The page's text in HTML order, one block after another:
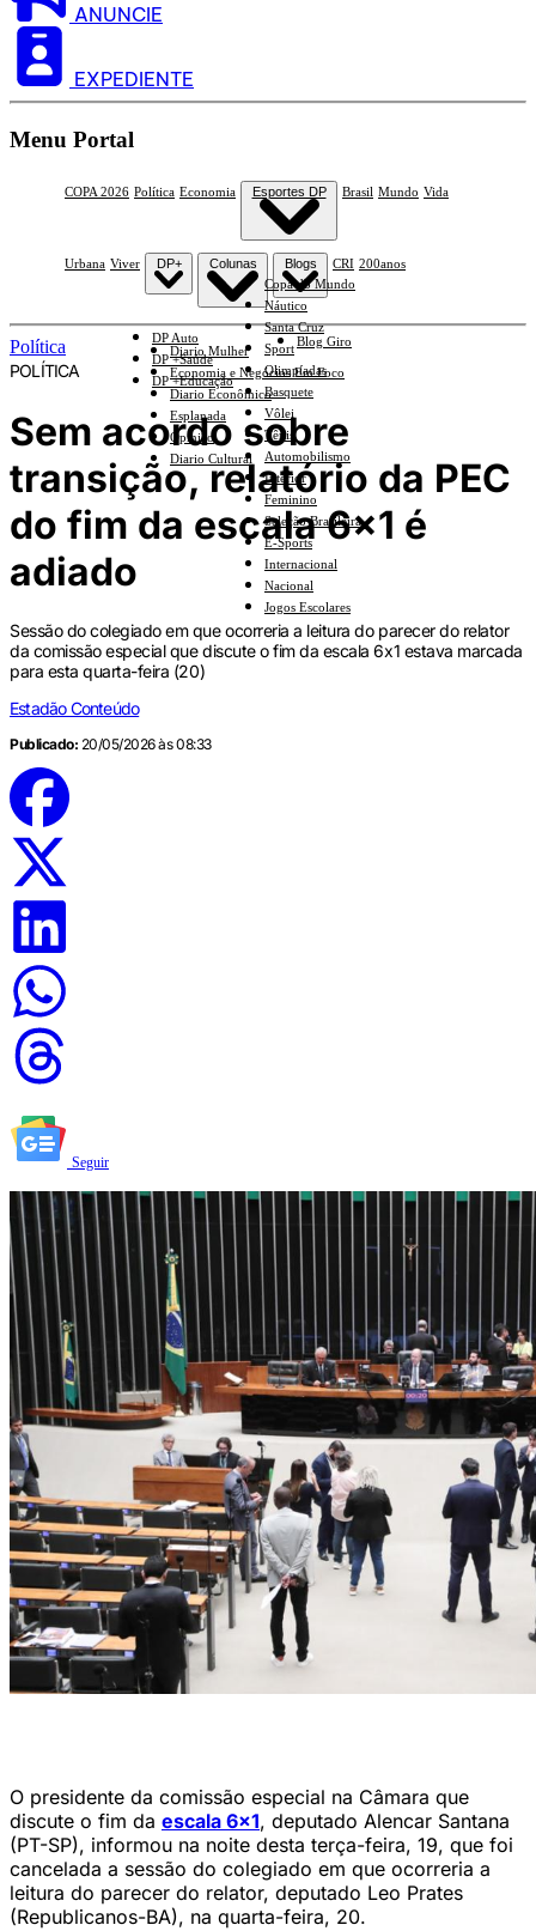
ANUNCIE
EXPEDIENTE
Menu Portal
COPA 2026 Política Economia Esportes DP
Copa do Mundo
Náutico
Santa Cruz
Sport
Olimpíadas
Basquete
Vôlei
Tênis
Automobilismo
Interior
Feminino
Seleção Brasileira
E-Sports
Internacional
Nacional
Jogos Escolares
Brasil Mundo Vida
Urbana Viver DP+
DP Auto
DP +Saúde
DP +Educação
Colunas
Diario Mulher
Economia e Negócios Em Foco
Diario Econômico
Esplanada
Opinião
Diario Cultural
Blogs
Blog Giro
CRI 200anos
Política
POLÍTICA
Sem acordo sobre
transição, relatório da PEC
do fim da escala 6x1 é
adiado
Sessão do colegiado em que ocorreria a leitura do parecer do relator
da comissão especial que discute o fim da escala 6x1 estava marcada
para esta quarta-feira (20)
Estadão Conteúdo
Publicado: 20/05/2026 às 08:33
Seguir
O presidente da comissão especial na Câmara que
discute o fim da escala 6x1, deputado Alencar Santana
(PT-SP), informou na noite desta terça-feira, 19, que foi
cancelada a sessão do colegiado em que ocorreria a
leitura do parecer do relator, deputado Leo Prates
(Republicanos-BA), na quarta-feira, 20.